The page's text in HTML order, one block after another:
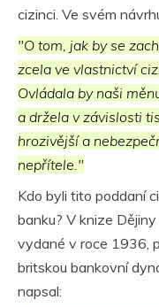
cizinci. Ve svém
"O tom, jak by se
zcela ve vlastnictví
Ovládala by naši
a držela v závislosti
hrozivější a
nepřítele."
Kdo byli tito poddaní
banku? V knize
vydané v roce 1936,
britskou bankovní
napsal: